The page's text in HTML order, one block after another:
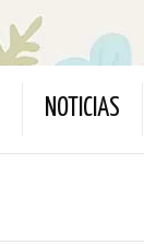
NOTICIAS